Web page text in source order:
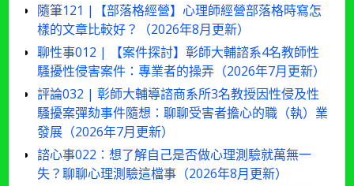
隨筆121 |【部落格經營】心理師經營部落格時寫怎
樣的文章比較好？（2026年8月更新）
聊性事012 | 【案件探討】彰師大輔諮系4名教師性
騷擾性侵害案件：專業者的操弄（2026年7月更新）
評論032 | 彰師大輔導諮商系所3名教授因性侵及性
騷擾案彈劾事件隨想：聊聊受害者擔心的職（執）業
發展（2026年7月更新）
諮心事022：想了解自己是否做心理測驗就萬無一
失？聊聊心理測驗這檔事（2026年8月更新）